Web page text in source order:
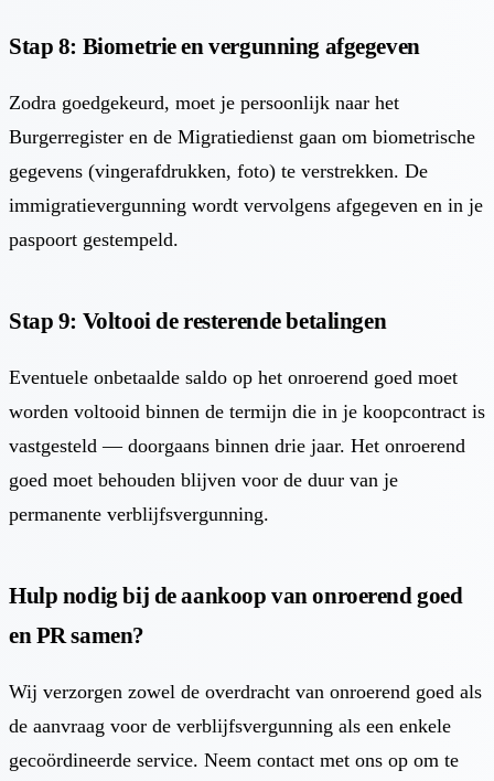
Stap 8: Biometrie en vergunning afgegeven
Zodra goedgekeurd, moet je persoonlijk naar het
Burgerregister en de Migratiedienst gaan om biometrische
gegevens (vingerafdrukken, foto) te verstrekken. De
immigratievergunning wordt vervolgens afgegeven en in je
paspoort gestempeld.
Stap 9: Voltooi de resterende betalingen
Eventuele onbetaalde saldo op het onroerend goed moet
worden voltooid binnen de termijn die in je koopcontract is
vastgesteld — doorgaans binnen drie jaar. Het onroerend
goed moet behouden blijven voor de duur van je
permanente verblijfsvergunning.
Hulp nodig bij de aankoop van onroerend goed
en PR samen?
Wij verzorgen zowel de overdracht van onroerend goed als
de aanvraag voor de verblijfsvergunning als een enkele
gecoördineerde service. Neem contact met ons op om te